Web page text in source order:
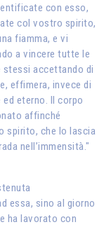
con esso,
col vostro spirito,
fiamma, e vi
a vincere tutte le
accettando di
effimera, invece di
eterno. Il corpo
affinché
spirito, che lo lascia
nell’immensità."
essa, sino al giorno
ha lavorato con